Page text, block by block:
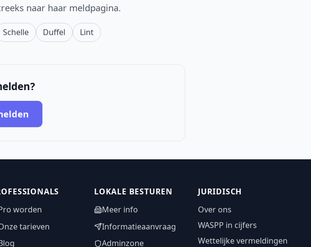
naar haar meldpagina.
Schelle Duffel Lint
worden
tarieven
LOKALE BESTUREN
Meer info
Informatieaanvraag
Adminzone
JURIDISCH
Over ons
WASPP in cijfers
Wettelijke vermeldingen